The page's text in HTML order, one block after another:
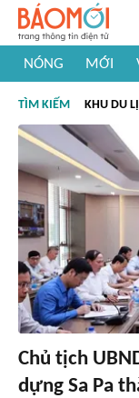
NÓNG MỚI
#Khám phá thế giới
TÌM KIẾM KHU DU
Chủ tịch
dựng Sa Pa